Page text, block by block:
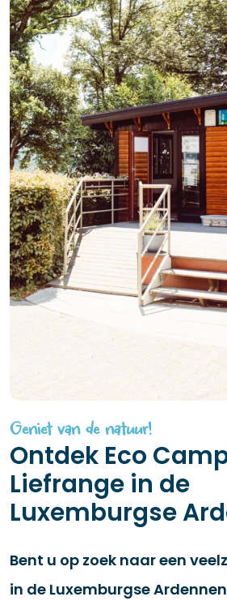
Geniet van de natuur!
Ontdek Eco
Liefrange in de
Luxemburgse
Bent u op zoek naar een
in de Luxemburgse